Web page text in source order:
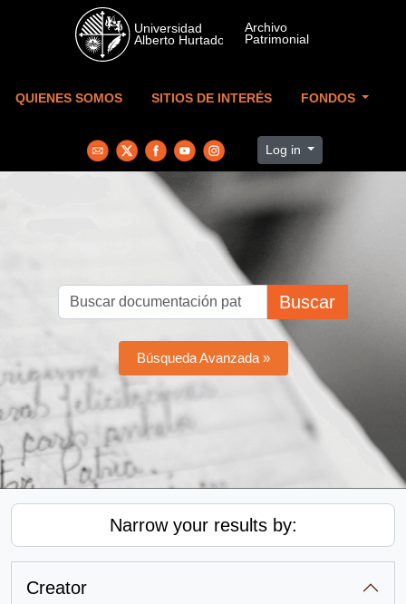
Skip to main content
QUIENES SOMOS SITIOS DE INTERÉS FONDOS
Log in
Buscar
Búsqueda Avanzada »
Narrow your results by:
Creator